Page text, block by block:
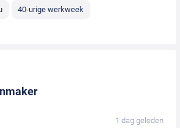
40-urige werkweek
1 dag geleden